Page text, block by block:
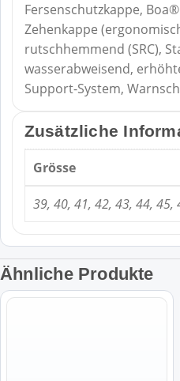
Fersenschutzkappe,
Zehenkappe
rutschhemmend (SRC),
wasserabweisend,
Support-System,
Zusätzliche
Grösse
39, 40, 41, 42, 43, 44, 45,
Ähnliche Produkte